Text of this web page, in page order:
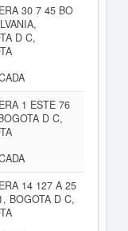
30 7 45 BO
D C,
1 ESTE 76
D C,
14 127 A 25
BOGOTA D C,